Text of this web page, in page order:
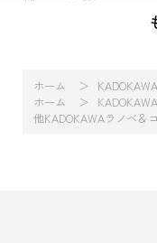
ホーム
ホーム
他KADOKAWAラノベ＆